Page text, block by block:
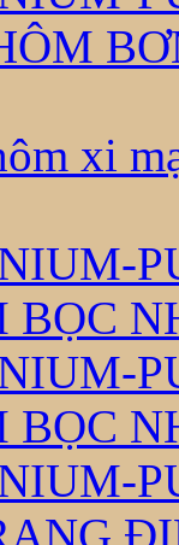
xi
BỌC
BỌC